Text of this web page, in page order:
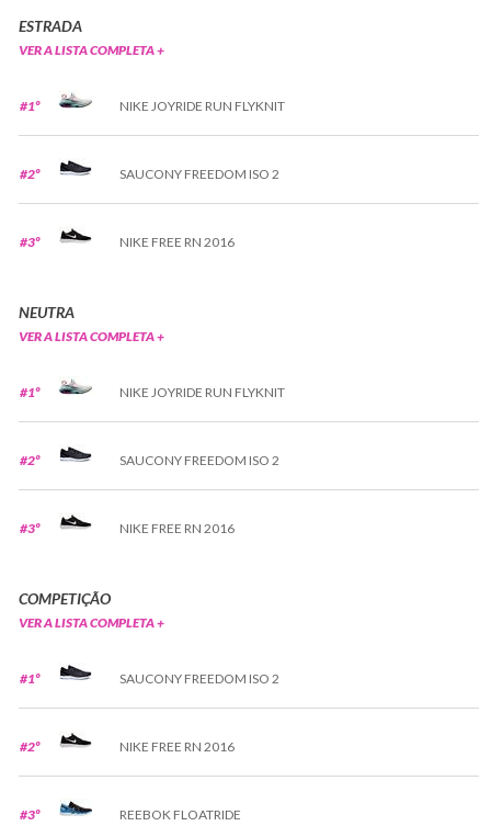
ESTRADA
VER A LISTA COMPLETA +
#1º NIKE JOYRIDE RUN FLYKNIT
#2º SAUCONY FREEDOM ISO 2
#3º NIKE FREE RN 2016
NEUTRA
VER A LISTA COMPLETA +
#1º NIKE JOYRIDE RUN FLYKNIT
#2º SAUCONY FREEDOM ISO 2
#3º NIKE FREE RN 2016
COMPETIÇÃO
VER A LISTA COMPLETA +
#1º SAUCONY FREEDOM ISO 2
#2º NIKE FREE RN 2016
#3º REEBOK FLOATRIDE